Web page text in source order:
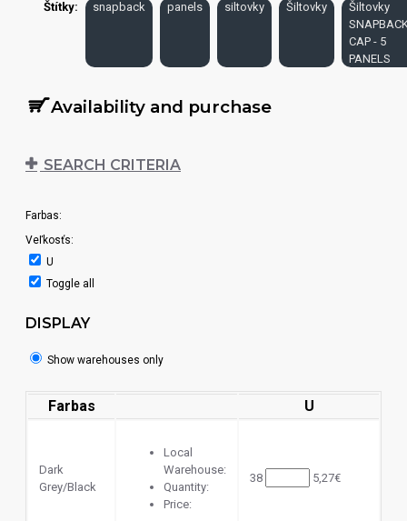
Štítky: snapback panels siltovky Šiltovky
Šiltovky
CAP - 5
PANELS
Availability and purchase
SEARCH CRITERIA
Farbas:
Veľkosťs:
U
Toggle all
DISPLAY
Show warehouses only
Farbas U
Dark
Grey/Black
Local
Warehouse:
Quantity:
Price:
38 5,27€